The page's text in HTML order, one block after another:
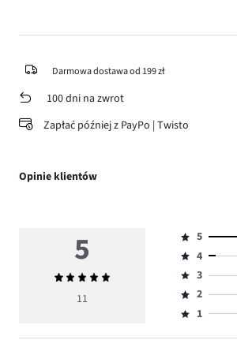
Darmowa dostawa od 199 zł
100 dni na zwrot
Zapłać później z PayPo | Twisto
Opinie klientów
5
Średnia
ocena
11
Ocena
5,
ilość
głosów
10.
5
Ocena
4,
ilość
głosów
4
Ocena
3,
ilość
3
Ocena
2,
2
Ocena
1,
1